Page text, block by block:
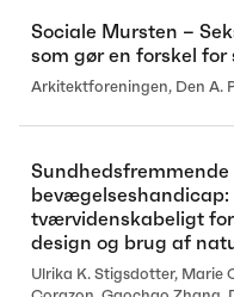
Sociale Mursten –
som gør en forskel
Arkitektforeningen, Den A.
tværvidenskabeligt
design og brug af
Ulrika K. Stigsdotter, Marie